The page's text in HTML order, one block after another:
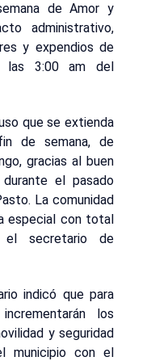
de Amor y
administrativo,
y expendios de
las 3:00 am del
que se extienda
de semana, de
gracias al buen
el pasado
La comunidad
especial con total
el secretario de
indicó que para
los
y seguridad
municipio con el